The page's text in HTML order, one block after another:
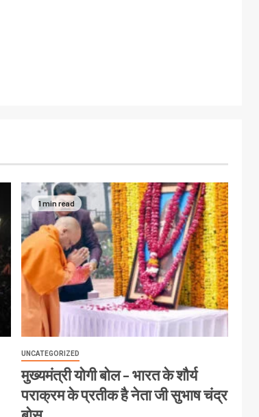
1 min read
UNCATEGORIZED
मुख्यमंत्री योगी बोल – भारत के शौर्य
पराक्रम के प्रतीक है नेता जी सुभाष चंद्र